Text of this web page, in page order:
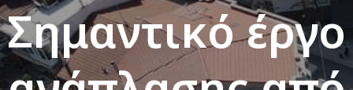
Σημαντικό έργο